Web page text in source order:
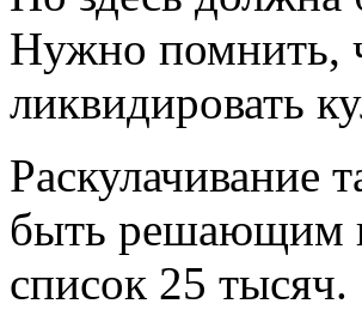
Нужно помнить,
ликвидировать
Раскулачивание
быть решающим
список 25 тысяч.